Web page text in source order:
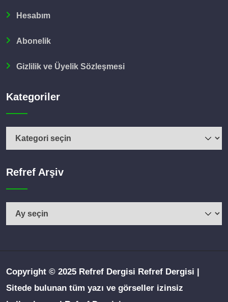
Hesabım
Abonelik
Gizlilik ve Üyelik Sözleşmesi
Kategoriler
Kategoriler
Refref ArşivRefref
Copyright © 2025 Refref Dergisi Refref Dergisi |
Sitede bulunan tüm yazı ve görseller izinsiz